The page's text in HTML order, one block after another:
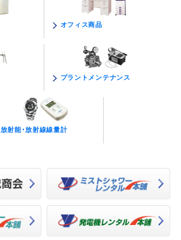
オフィス商品
プラントメンテナンス
放射能･放射線線量計